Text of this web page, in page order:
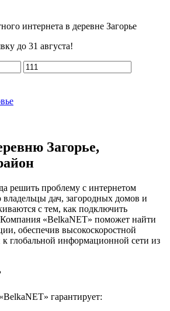
интернета в деревне Загорье
до 31 августа!
Загорье,
решить проблему с интернетом
владельцы дач, загородных домов и
с тем, как подключить
Компания «BelkaNET» поможет найти
обеспечив высокоскоростной
к глобальной информационной сети из
гарантирует: